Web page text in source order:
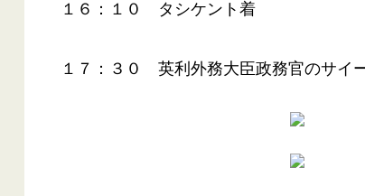
１６：１０ タシケント着
１７：３０ 英利外務大臣政務官のサイ